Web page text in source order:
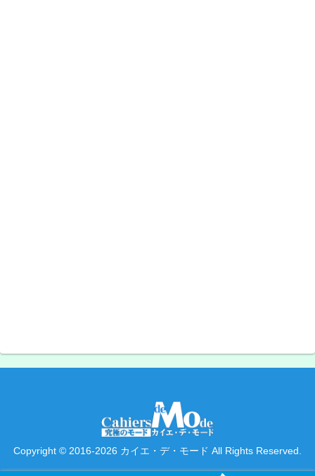
Copyright © 2016-2026 カイエ・デ・モード All Rights Reserved.